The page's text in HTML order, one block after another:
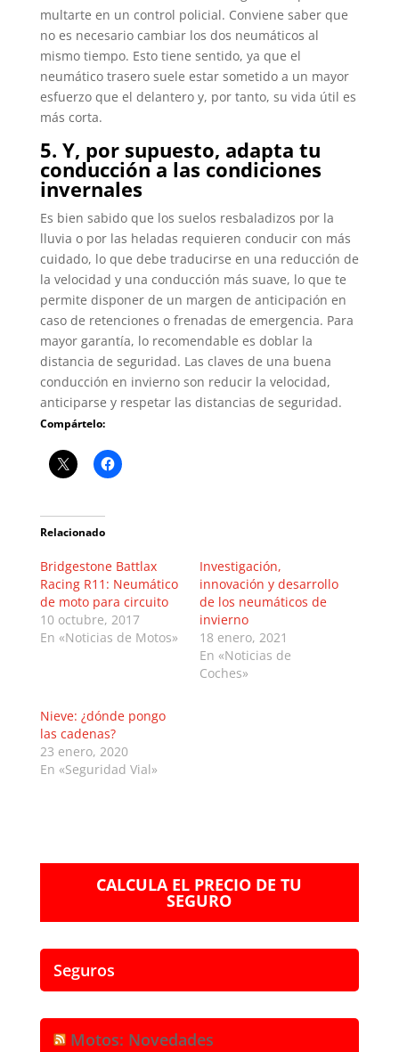
multarte en un control policial. Conviene saber que
no es necesario cambiar los dos neumáticos al
mismo tiempo. Esto tiene sentido, ya que el
neumático trasero suele estar sometido a un mayor
esfuerzo que el delantero y, por tanto, su vida útil es
más corta.
5. Y, por supuesto, adapta tu
conducción a las condiciones
invernales
Es bien sabido que los suelos resbaladizos por la
lluvia o por las heladas requieren conducir con más
cuidado, lo que debe traducirse en una reducción de
la velocidad y una conducción más suave, lo que te
permite disponer de un margen de anticipación en
caso de retenciones o frenadas de emergencia. Para
mayor garantía, lo recomendable es doblar la
distancia de seguridad. Las claves de una buena
conducción en invierno son reducir la velocidad,
anticiparse y respetar las distancias de seguridad.
Compártelo:
Relacionado
Bridgestone Battlax
Racing R11: Neumático
de moto para circuito
10 octubre, 2017
En «Noticias de Motos»
Investigación,
innovación y desarrollo
de los neumáticos de
invierno
18 enero, 2021
En «Noticias de
Coches»
Nieve: ¿dónde pongo
las cadenas?
23 enero, 2020
En «Seguridad Vial»
CALCULA EL PRECIO DE TU
SEGURO
Seguros
Motos: Novedades